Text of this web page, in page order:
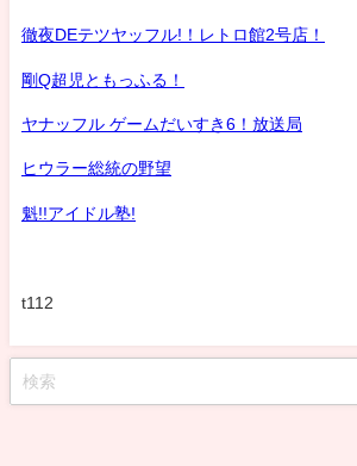
徹夜DEテツヤッフル!！レトロ館2号店！
剛Q超児ともっふる！
ヤナッフル ゲームだいすき6！放送局
ヒウラー総統の野望
魁!!アイドル塾!
t112